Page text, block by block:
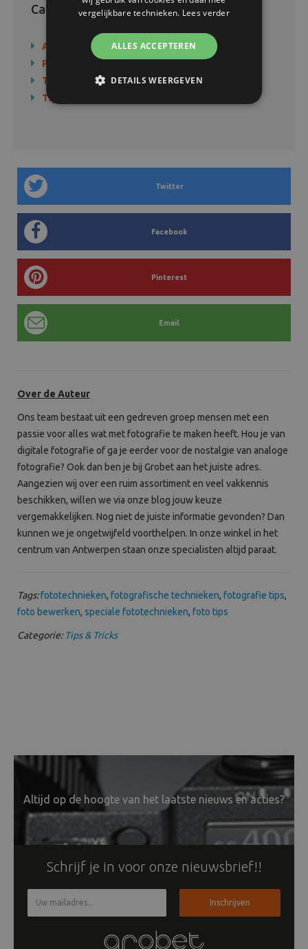
Categorieën
Actie
Producten
Technologie
Tips & Tricks
Twitter
Facebook
Pinterest
Email
Over de Auteur
Ons team bestaat uit een gedreven groep mensen met een
passie voor alles wat met fotografie te maken heeft. Hou je van
digitale fotografie of ga je eerder voor de nostalgie van analoge
fotografie? Ook dan ben je bij Grobet aan het juiste adres.
Aangezien wij over een ruim assortiment en veel vakkennis
beschikken, willen we via onze blog jouw keuze
vergemakkelijken. Nog niet de juiste informatie gevonden? Dan
kunnen we je ongetwijfeld voorthelpen. In onze winkel in het
centrum van Antwerpen staan onze specialisten altijd paraat.
Tags:fototechnieken, fotografische technieken, fotografie tips,
foto bewerken, speciale fototechnieken, foto tips
Categorie: Tips & Tricks
Altijd op de hoogte van het laatste nieuws en acties?
Schrijf je in voor onze nieuwsbrief!!
Inschrijven
vergelijkbare technieken. Lees verder
ALLES ACCEPTEREN
DETAILS WEERGEVEN